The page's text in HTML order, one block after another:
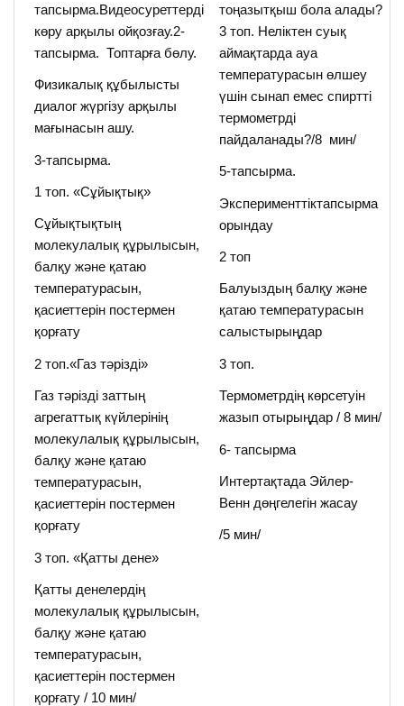
тапсырма.Видеосуреттерді
көру арқылы ойқозғау.2-
тапсырма. Топтарға бөлу.
Физикалық құбылысты
диалог жүргізу арқылы
мағынасын ашу.
3-тапсырма.
1 топ. «Сұйықтық»
Сұйықтықтың
молекулалық құрылысын,
балқу және қатаю
температурасын,
қасиеттерін постермен
қорғату
2 топ.«Газ тәрізді»
Газ тәрізді заттың
агрегаттық күйлерінің
молекулалық құрылысын,
балқу және қатаю
температурасын,
қасиеттерін постермен
қорғату
3 топ. «Қатты дене»
Қатты денелердің
молекулалық құрылысын,
балқу және қатаю
температурасын,
қасиеттерін постермен
қорғату / 10 мин/
тоңазытқыш бола алады?
3 топ. Неліктен суық
аймақтарда ауа
температурасын өлшеу
үшін сынап емес спиртті
термометрді
пайдаланады?/8 мин/
5-тапсырма.
Эксперименттіктапсырма
орындау
2 топ
Балуыздың балқу және
қатаю температурасын
салыстырыңдар
3 топ.
Термометрдің көрсетуін
жазып отырыңдар / 8 мин/
6- тапсырма
Интертақтада Эйлер-
Венн дөңгелегін жасау
/5 мин/